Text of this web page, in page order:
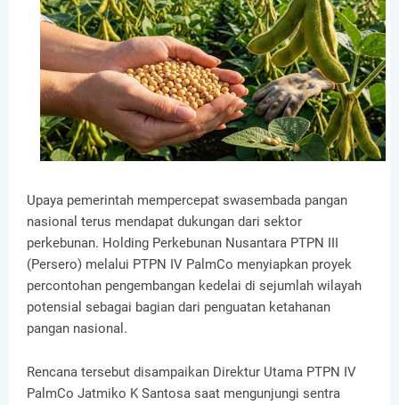
Upaya pemerintah mempercepat swasembada pangan
nasional terus mendapat dukungan dari sektor
perkebunan. Holding Perkebunan Nusantara PTPN III
(Persero) melalui PTPN IV PalmCo menyiapkan proyek
percontohan pengembangan kedelai di sejumlah wilayah
potensial sebagai bagian dari penguatan ketahanan
pangan nasional.
Rencana tersebut disampaikan Direktur Utama PTPN IV
PalmCo Jatmiko K Santosa saat mengunjungi sentra